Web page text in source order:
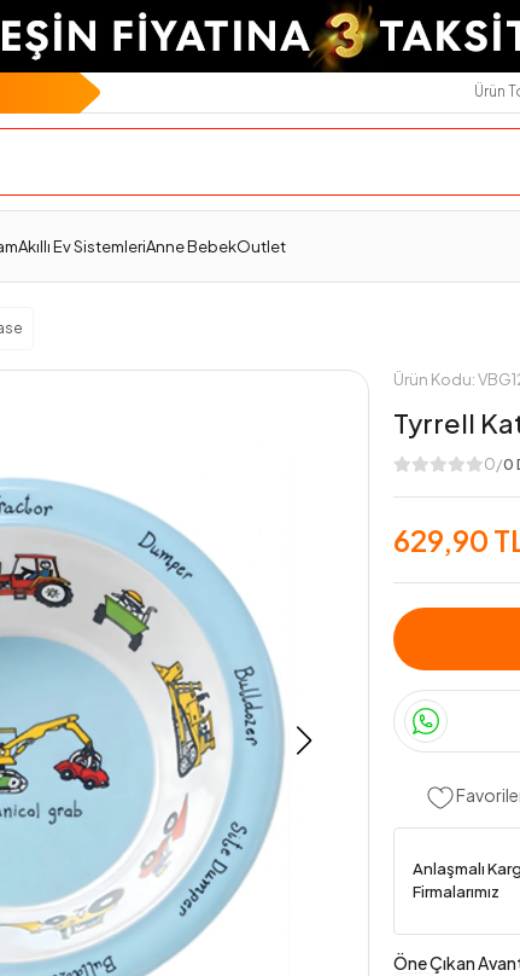
Ürün
Akıllı Ev SistemleriAnne BebekOutlet
Ürün Kodu:
Tyrrell
0/0
629,90
Anlaşmalı
Firmalarımız
Öne Çıkan
Seçenekleri Değerlendirmeler